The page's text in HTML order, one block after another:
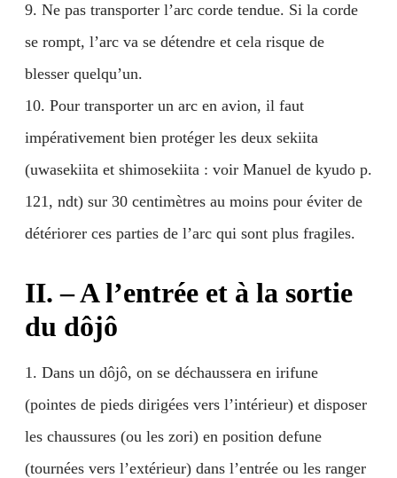
9. Ne pas transporter l’arc corde tendue. Si la corde
se rompt, l’arc va se détendre et cela risque de
blesser quelqu’un.
10. Pour transporter un arc en avion, il faut
impérativement bien protéger les deux sekiita
(uwasekiita et shimosekiita : voir Manuel de kyudo p.
121, ndt) sur 30 centimètres au moins pour éviter de
détériorer ces parties de l’arc qui sont plus fragiles.
II. – A l’entrée et à la sortie
du dôjô
1. Dans un dôjô, on se déchaussera en irifune
(pointes de pieds dirigées vers l’intérieur) et disposer
les chaussures (ou les zori) en position defune
(tournées vers l’extérieur) dans l’entrée ou les ranger